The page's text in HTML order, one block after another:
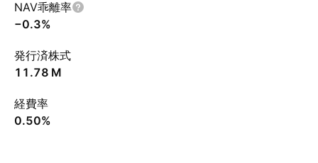
NAV乖離率
−0.3%
発行済株式
‪11.78 M‬
経費率
0.50%